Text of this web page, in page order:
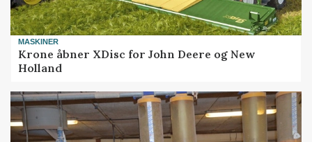
MASKINER
Krone åbner XDisc for John Deere og New
Holland